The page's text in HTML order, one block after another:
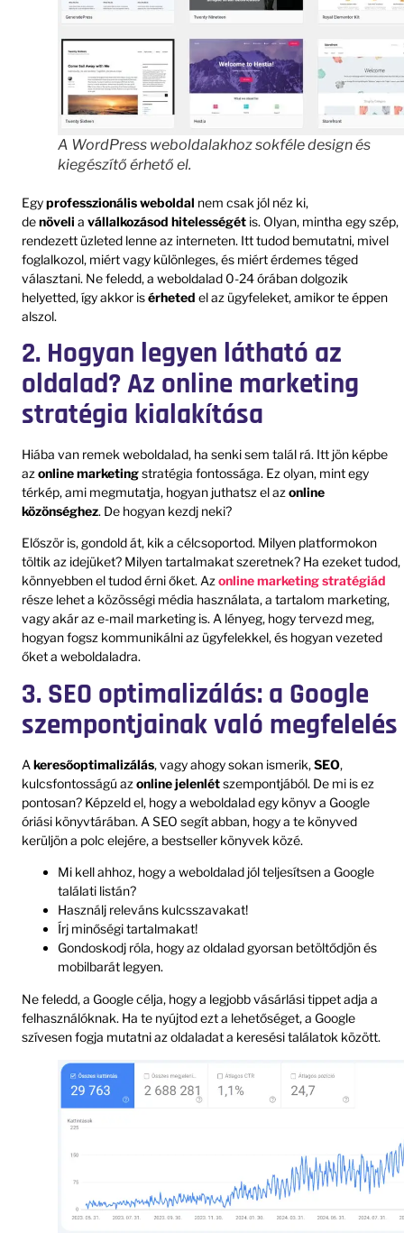
A WordPress weboldalakhoz sokféle design és
kiegészítő érhető el.
Egyprofesszionálisweboldal nem csak jól néz ki,
denöveli a vállalkozásod hitelességét is. Olyan, mintha egy szép,
rendezett üzleted lenne az interneten. Itt tudod bemutatni, mivel
foglalkozol, miért vagy különleges, és miért érdemes téged
választani. Ne feledd, a weboldalad 0-24 órában dolgozik
helyetted, így akkor isérheted el az ügyfeleket, amikor te éppen
alszol.
2. Hogyan legyen látható az
oldalad? Az online marketing
stratégia kialakítása
Hiába van remek weboldalad, ha senki sem talál rá. Itt jön képbe
az online marketingstratégia fontossága. Ez olyan, mint egy
térkép, ami megmutatja, hogyan juthatsz el az online
közönséghez. De hogyan kezdj neki?
Először is, gondold át, kik a célcsoportod. Milyen platformokon
töltik az idejüket? Milyen tartalmakat szeretnek? Ha ezeket tudod,
könnyebben el tudod érni őket. Azonline marketing stratégiád
része lehet a közösségi média használata, a tartalom marketing,
vagy akár az e-mail marketing is. A lényeg, hogy tervezd meg,
hogyan fogsz kommunikálni az ügyfelekkel, és hogyan vezeted
őket a weboldaladra.
3. SEO optimalizálás: a Google
szempontjainak való megfelelés
Akeresőoptimalizálás, vagy ahogy sokan ismerik,SEO,
kulcsfontosságú az online jelenlétszempontjából. De mi is ez
pontosan? Képzeld el, hogy a weboldalad egy könyv a Google
óriási könyvtárában. A SEO segít abban, hogy a te könyved
kerüljön a polc elejére, a bestseller könyvek közé.
Mi kell ahhoz, hogy a weboldalad jól teljesítsen a Google
találati listán?
Használj releváns kulcsszavakat!
Írj minőségi tartalmakat!
Gondoskodj róla, hogy az oldalad gyorsan betöltődjön és
mobilbarát legyen.
Ne feledd, a Google célja, hogy a legjobb vásárlási tippet adja a
felhasználóknak. Ha te nyújtod ezt a lehetőséget, a Google
szívesen fogja mutatni az oldaladat a keresési találatok között.